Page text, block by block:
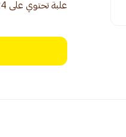
علبة تحتوي على 24 زجاجة مياه سعة 330 مل للترطيب اليومي.